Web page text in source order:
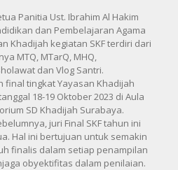
Panitia Ust. Ibrahim Al Hakim
dan Pembelajaran Agama
Khadijah kegiatan SKF terdiri dari
MTQ, MTarQ, MHQ,
dan Vlog Santri.
final tingkat Yayasan Khadijah
18-19 Oktober 2023 di Aula
SD Khadijah Surabaya.
juri Final SKF tahun ini
Hal ini bertujuan untuk semakin
finalis dalam setiap penampilan
obyektifitas dalam penilaian.